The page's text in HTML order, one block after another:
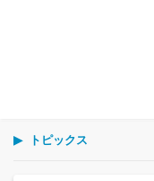
トピックス